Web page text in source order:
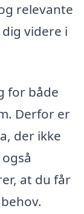
relevante
videre i
for både
Derfor er
der ikke
at du får